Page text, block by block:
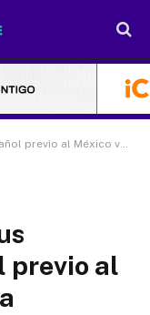
al México vs Inglaterra
previo al